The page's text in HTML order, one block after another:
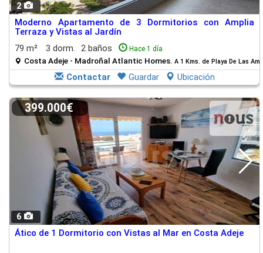
2
Moderno Apartamento de 3 Dormitorios con Amplia
Terraza y Vistas al Jardín
79 m²
3 dorm. 2 baños Hace 1 día
Costa Adeje - Madroñal Atlantic Homes. A 1 Kms. de Playa De Las
Contactar Guardar Ubicación
6
399.000€
Ático de 1 Dormitorio con Vistas al Mar en Costa Adeje